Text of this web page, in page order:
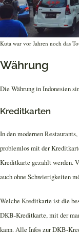
Kuta war vor Jahren noch das
Währung
Die Währung in Indonesien
Kreditkarten
In den modernen
problemlos mit der
Kreditkarte gezahlt werden.
auch ohne Schwierigkeiten
Welche Kreditkarte ist die
DKB-Kreditkarte, mit der
kann. Alle Infos zur DKB-